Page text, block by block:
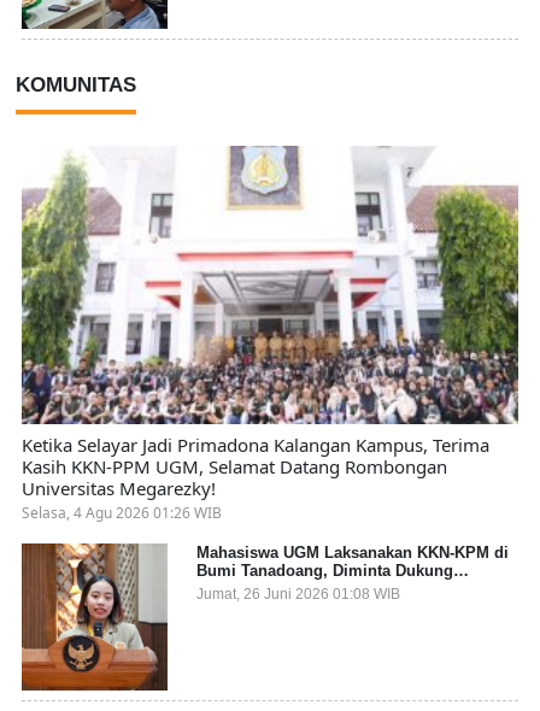
KOMUNITAS
Ketika Selayar Jadi Primadona Kalangan Kampus, Terima
Kasih KKN-PPM UGM, Selamat Datang Rombongan
Universitas Megarezky!
Selasa, 4 Agu 2026 01:26 WIB
Mahasiswa UGM Laksanakan KKN-KPM di
Bumi Tanadoang, Diminta Dukung
Gemerlap dan Beri Solusi pada Persoalan
Sampah Pesisir
Jumat, 26 Juni 2026 01:08 WIB